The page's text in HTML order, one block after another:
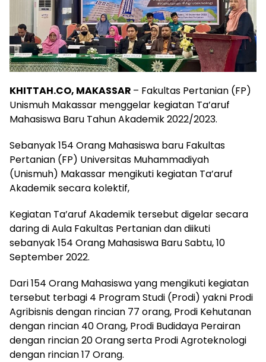
KHITTAH.CO, MAKASSAR – Fakultas Pertanian (FP)
Unismuh Makassar menggelar kegiatan Ta’aruf
Mahasiswa Baru Tahun Akademik 2022/2023.
Sebanyak 154 Orang Mahasiswa baru Fakultas
Pertanian (FP) Universitas Muhammadiyah
(Unismuh) Makassar mengikuti kegiatan Ta’aruf
Akademik secara kolektif,
Kegiatan Ta’aruf Akademik tersebut digelar secara
daring di Aula Fakultas Pertanian dan diikuti
sebanyak 154 Orang Mahasiswa Baru Sabtu, 10
September 2022.
Dari 154 Orang Mahasiswa yang mengikuti kegiatan
tersebut terbagi 4 Program Studi (Prodi) yakni Prodi
Agribisnis dengan rincian 77 orang, Prodi Kehutanan
dengan rincian 40 Orang, Prodi Budidaya Perairan
dengan rincian 20 Orang serta Prodi Agroteknologi
dengan rincian 17 Orang.